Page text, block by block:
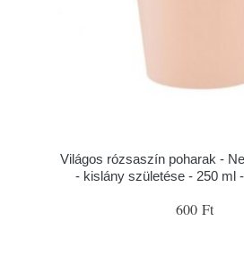
Világos rózsaszín poharak -
- kislány születése - 250 ml
600 Ft